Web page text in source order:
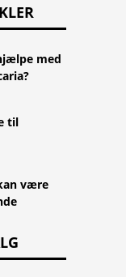
med
til
være